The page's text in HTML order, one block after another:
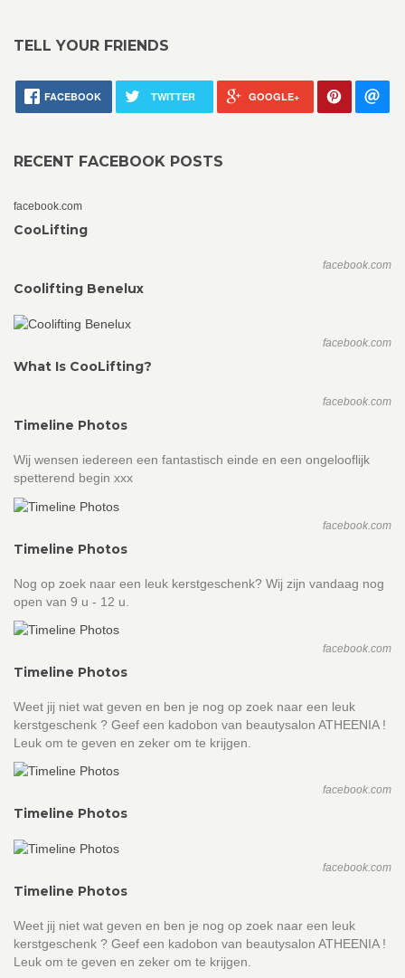
TELL YOUR FRIENDS
FACEBOOK TWITTER GOOGLE+
RECENT FACEBOOK POSTS
facebook.com
CooLifting
facebook.com
Coolifting Benelux
facebook.com
What Is CooLifting?
facebook.com
Timeline Photos
Wij wensen iedereen een fantastisch einde en een ongelooflijk
spetterend begin xxx
facebook.com
Timeline Photos
Nog op zoek naar een leuk kerstgeschenk? Wij zijn vandaag nog
open van 9 u - 12 u.
facebook.com
Timeline Photos
Weet jij niet wat geven en ben je nog op zoek naar een leuk
kerstgeschenk ? Geef een kadobon van beautysalon ATHEENIA !
Leuk om te geven en zeker om te krijgen.
facebook.com
Timeline Photos
facebook.com
Timeline Photos
Weet jij niet wat geven en ben je nog op zoek naar een leuk
kerstgeschenk ? Geef een kadobon van beautysalon ATHEENIA !
Leuk om te geven en zeker om te krijgen.